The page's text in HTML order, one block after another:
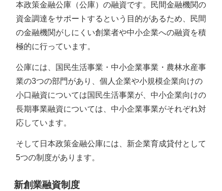
本政策金融公庫（公庫）の融資です。民間金融機関の
資金調達をサポートするという目的があるため、民間
の金融機関がしにくい創業者や中小企業への融資を積
極的に行っています。
公庫には、国民生活事業・中小企業事業・農林水産事
業の3つの部門があり、個人企業や小規模企業向けの
小口融資については国民生活事業が、中小企業向けの
長期事業融資については、中小企業事業がそれぞれ対
応しています。
そして日本政策金融公庫には、新企業育成貸付として
5つの制度があります。
新創業融資制度